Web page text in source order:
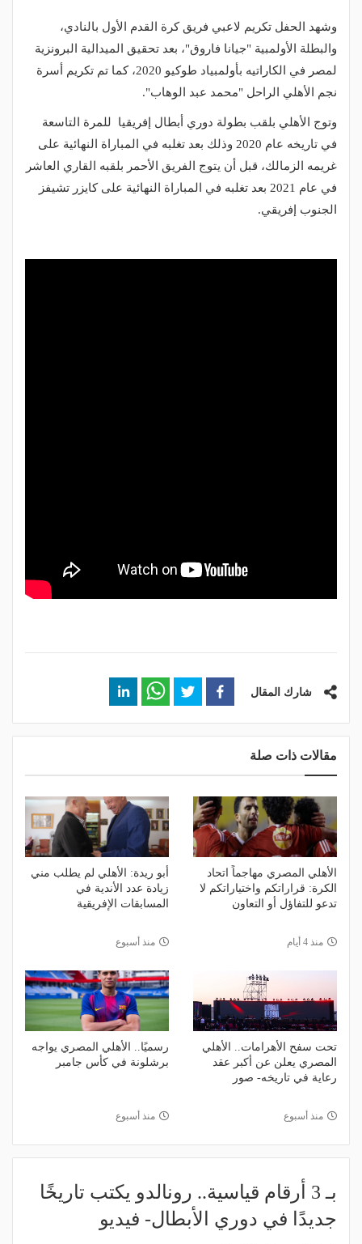
وشهد الحفل تكريم لاعبي فريق كرة القدم الأول بالنادي،
والبطلة الأولمبية "جيانا فاروق"، بعد تحقيق الميدالية البرونزية
لمصر في الكاراتيه بأولمبياد طوكيو 2020، كما تم تكريم أسرة
نجم الأهلي الراحل "محمد عبد الوهاب".
وتوج الأهلي بلقب بطولة دوري أبطال إفريقيا للمرة التاسعة
في تاريخه عام 2020 وذلك بعد تغلبه في المباراة النهائية على
غريمه الزمالك، قبل أن يتوج الفريق الأحمر بلقبه القاري العاشر
في عام 2021 بعد تغلبه في المباراة النهائية على كايزر تشيفز
الجنوب إفريقي.
شارك المقال
مقالات ذات صلة
الأهلي المصري مهاجماً اتحاد
الكرة: قراراتكم واختياراتكم لا
تدعو للتفاؤل أو التعاون
منذ 4 أيام
أبو ريدة: الأهلي لم يطلب مني
زيادة عدد الأندية في
المسابقات الإفريقية
منذ أسبوع
تحت سفح الأهرامات.. الأهلي
المصري يعلن عن أكبر عقد
رعاية في تاريخه- صور
منذ أسبوع
رسميًا.. الأهلي المصري يواجه
برشلونة في كأس جامبر
منذ أسبوع
بـ 3 أرقام قياسية.. رونالدو يكتب تاريخًا
جديدًا في دوري الأبطال- فيديو